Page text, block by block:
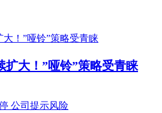
扩大！”哑铃”策略受青睐